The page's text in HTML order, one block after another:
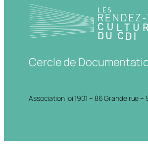
Cercle de
Association loi 1901 – 86 Grande rue